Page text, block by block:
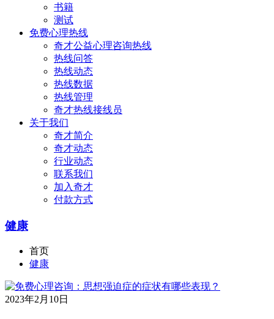
书籍
测试
免费心理热线
奇才公益心理咨询热线
热线问答
热线动态
热线数据
热线管理
奇才热线接线员
关于我们
奇才简介
奇才动态
行业动态
联系我们
加入奇才
付款方式
健康
首页
健康
2023年2月10日